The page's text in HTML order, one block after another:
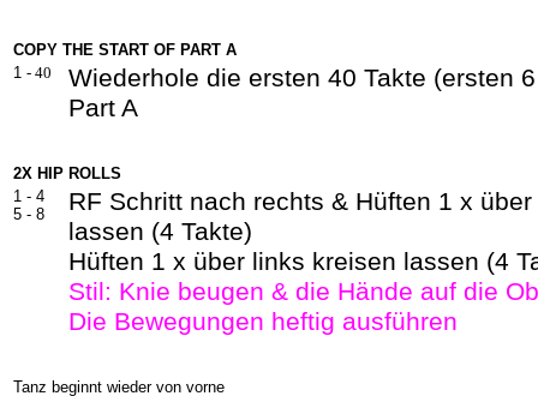
COPY THE START OF PART A
1 - 40
Wiederhole die ersten 40 Takte (ersten
Part A
2X HIP ROLLS
1 - 4
5 - 8
RF Schritt nach rechts & Hüften 1 x
lassen (4 Takte)
Hüften 1 x über links kreisen lassen (4
Stil: Knie beugen & die Hände auf die
Die Bewegungen heftig ausführen
Tanz beginnt wieder von vorne